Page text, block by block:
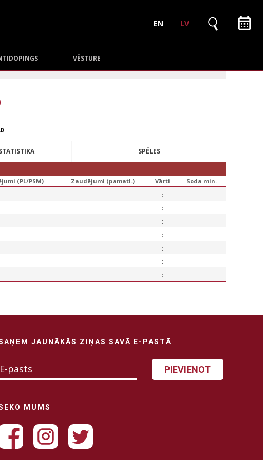
EN LV
VĒSTURE
SPĒLES
(PL/PSM) Zaudējumi (pamatl.) Vārti Soda min.
:
:
:
:
:
:
:
JAUNĀKĀS ZIŅAS SAVĀ E-PASTĀ
PIEVIENOT
MUMS